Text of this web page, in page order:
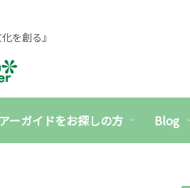
を創る』
ーガイドをお探しの方 Blog